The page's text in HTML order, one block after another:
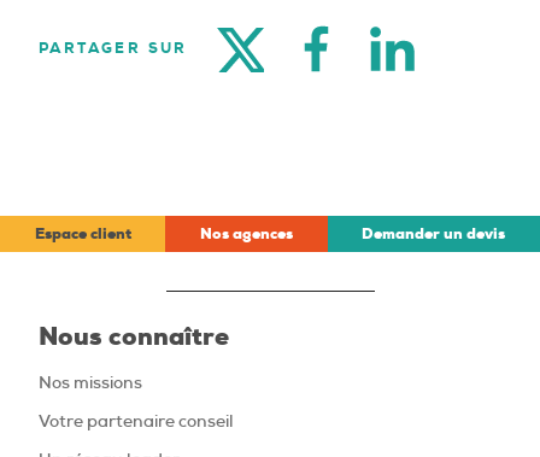
PARTAGER SUR
TWITTER FACEBOOK
Espace client Nos agences Demander un devis
Nous connaître
Nos missions
Votre partenaire conseil